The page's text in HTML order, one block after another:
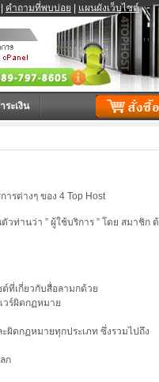
คำถามที่พบบ่อย แผนผังเว็บไซต์
ระเงิน
รต่างๆ ของ 4 Top Host
ท่านว่า ” ผู้ใช้บริการ ” โดย สมาชิก
ต์ที่เกี่ยวกับสื่อลามกด้วย
วร์ผิดกฏหมาย
ผิดกฏหมายทุกประเภท ซึ่งรวมไปถึง
ก